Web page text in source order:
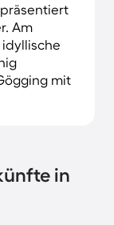
Am
mit
in